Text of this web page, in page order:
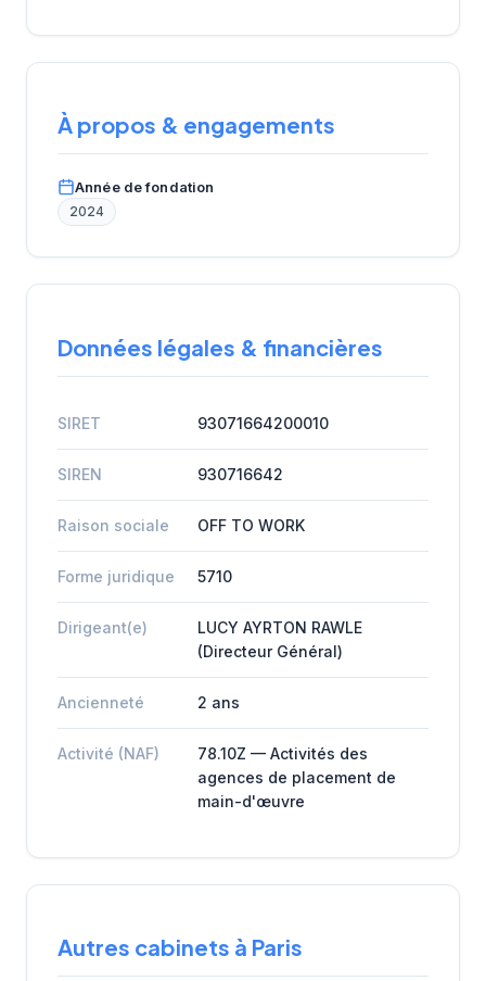
À propos & engagements
Année de fondation
2024
Données légales & financières
SIRET 93071664200010
SIREN 930716642
Raison sociale OFF TO WORK
Forme juridique 5710
Dirigeant(e)
LUCY AYRTON RAWLE
(Directeur Général)
Ancienneté 2 ans
Activité (NAF)
78.10Z — Activités des
agences de placement de
main-d'œuvre
Autres cabinets à Paris